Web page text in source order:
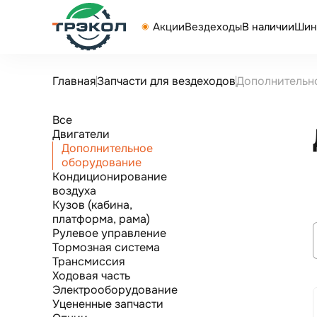
АкцииВездеходыВ наличии
ГлавнаяЗапчасти для вездеходов
Все
Двигатели
Дополнительное
оборудование
Кондиционирование
воздуха
Кузов (кабина,
платформа, рама)
Рулевое управление
Тормозная система
Трансмиссия
Ходовая часть
Электрооборудование
Уцененные запчасти